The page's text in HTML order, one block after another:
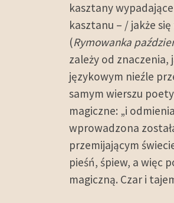
kasztany
kasztanu – / jakże
(Rymowanka
zależy od znaczenia,
językowym nieźle
samym wierszu
magiczne: „i
wprowadzona
przemijającym
pieśń, śpiew, a więc
magiczną. Czar i